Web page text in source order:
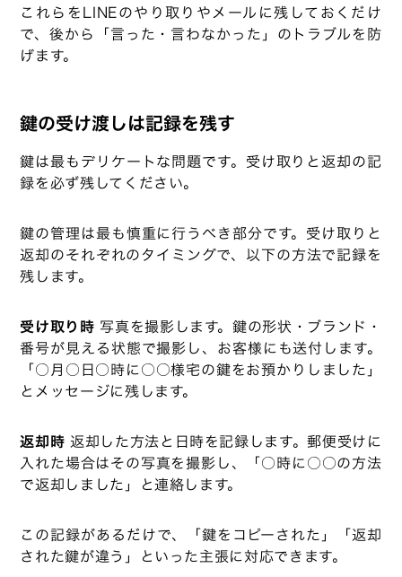
これらをLINEのやり取りやメールに残しておくだけ
で、後から「言った・言わなかった」のトラブルを防
げます。
鍵の受け渡しは記録を残す
鍵は最もデリケートな問題です。受け取りと返却の記
録を必ず残してください。
鍵の管理は最も慎重に行うべき部分です。受け取りと
返却のそれぞれのタイミングで、以下の方法で記録を
残します。
受け取り時 写真を撮影します。鍵の形状・ブランド・
番号が見える状態で撮影し、お客様にも送付します。
「○月○日○時に○○様宅の鍵をお預かりしました」
とメッセージに残します。
返却時 返却した方法と日時を記録します。郵便受けに
入れた場合はその写真を撮影し、「○時に○○の方法
で返却しました」と連絡します。
この記録があるだけで、「鍵をコピーされた」「返却
された鍵が違う」といった主張に対応できます。